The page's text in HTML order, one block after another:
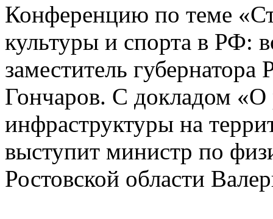
Конференцию по теме
культуры и спорта в РФ:
заместитель
Гончаров. С докладом «О
инфраструктуры на
выступит министр по
Ростовской области